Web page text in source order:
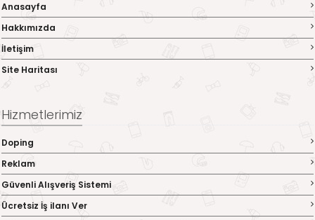
Anasayfa
Hakkımızda
İletişim
Site Haritası
Hizmetlerimiz
Doping
Reklam
Güvenli Alışveriş Sistemi
Ücretsiz İş ilanı Ver